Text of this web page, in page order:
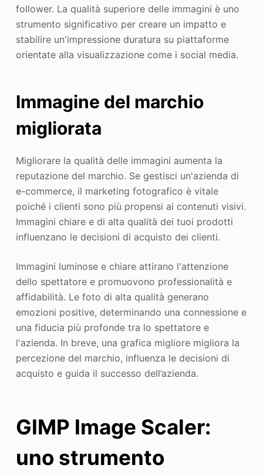
follower. La qualità superiore delle immagini è uno
strumento significativo per creare un impatto e
stabilire un'impressione duratura su piattaforme
orientate alla visualizzazione come i social media.
Immagine del marchio
migliorata
Migliorare la qualità delle immagini aumenta la
reputazione del marchio. Se gestisci un'azienda di
e-commerce, il marketing fotografico è vitale
poiché i clienti sono più propensi ai contenuti visivi.
Immagini chiare e di alta qualità dei tuoi prodotti
influenzano le decisioni di acquisto dei clienti.
Immagini luminose e chiare attirano l'attenzione
dello spettatore e promuovono professionalità e
affidabilità. Le foto di alta qualità generano
emozioni positive, determinando una connessione e
una fiducia più profonde tra lo spettatore e
l'azienda. In breve, una grafica migliore migliora la
percezione del marchio, influenza le decisioni di
acquisto e guida il successo dell’azienda.
GIMP Image Scaler:
uno strumento